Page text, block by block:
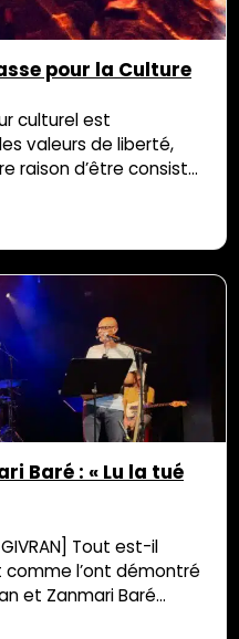
pour la Culture
culturel est
valeurs de liberté,
raison d’être consiste
à faire réfléchir, à
de tout âge et de
un cinéma,…
« Lu la tué
GIVRAN] Tout est-il
l’ont démontré
et Zanmari Baré
sur la scène du